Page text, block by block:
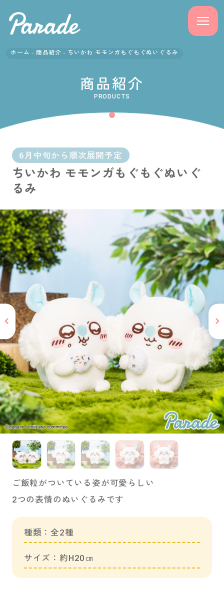
よくある質問
会社概要
採用情報
お問い合わせ
PRIZE 公式 X
PRIZE 公式 Instagram
CAPSULE TOY 公式 X
CAPSULE TOY 公式 Instagram
プライバシーポリシー
ホーム 商品紹介 ちいかわ モモンガもぐもぐぬいぐるみ
商品紹介
PRODUCTS
6月中旬から順次展開予定
ちいかわ モモンガもぐもぐぬいぐ
るみ
ご飯粒がついている姿が可愛らしい
2つの表情のぬいぐるみです
種類：全2種
サイズ：約H20㎝